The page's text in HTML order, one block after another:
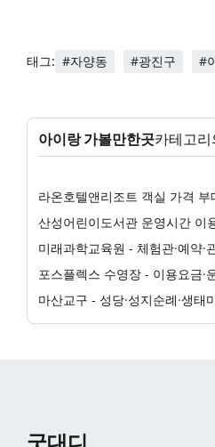
태그: #자양동 #광진구 #
아이랑 가볼만한곳카테고
미래과학교육원 - 체험관·예약·
마산교구 - 성당·성지순례·생태